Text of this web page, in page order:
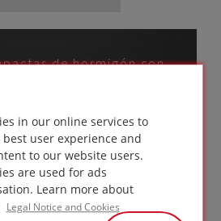
in our online services to
user experience and
to our website users.
are used for ads
Learn more about
Legal Notice and Cookies
de hormigón con
LA